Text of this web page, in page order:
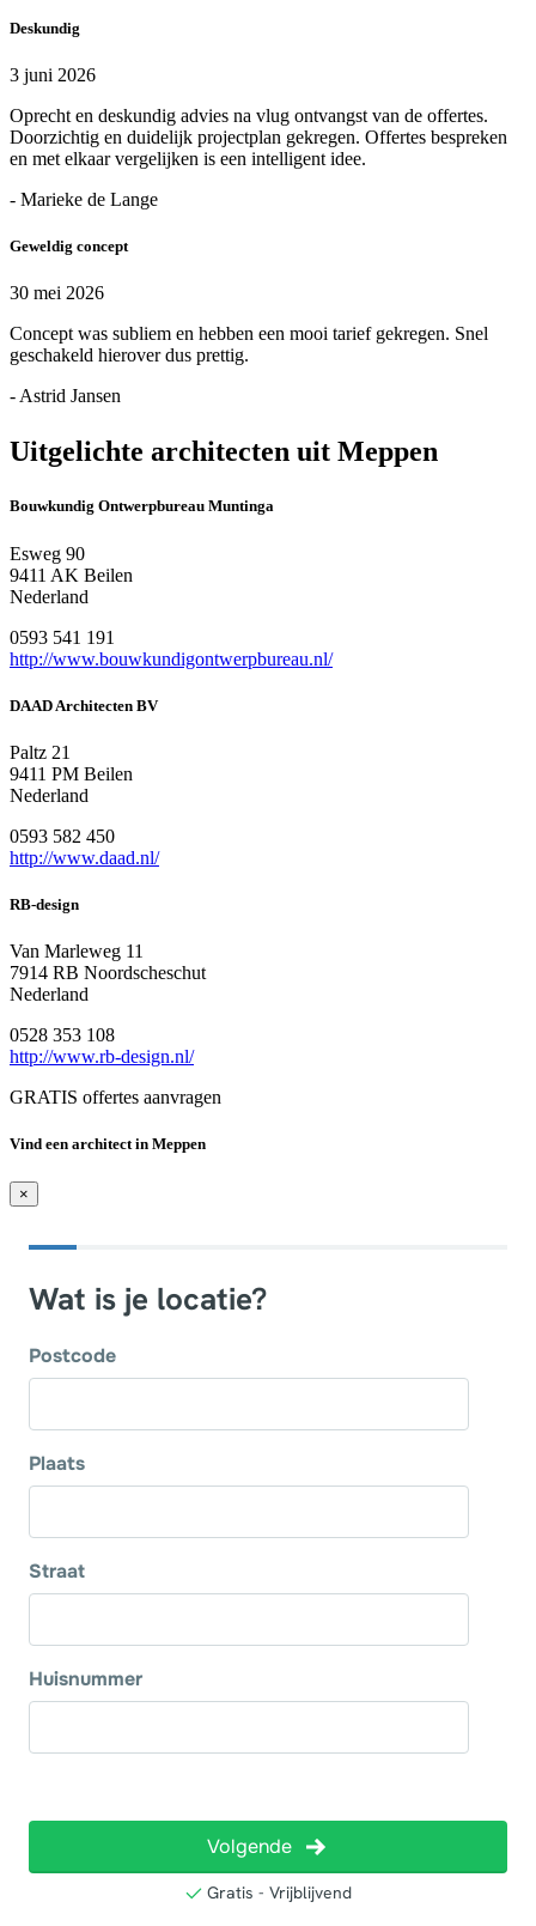
Deskundig
3 juni 2026
Oprecht en deskundig advies na vlug ontvangst van de offertes.
Doorzichtig en duidelijk projectplan gekregen. Offertes bespreken
en met elkaar vergelijken is een intelligent idee.
- Marieke de Lange
Geweldig concept
30 mei 2026
Concept was subliem en hebben een mooi tarief gekregen. Snel
geschakeld hierover dus prettig.
- Astrid Jansen
Uitgelichte architecten uit Meppen
Bouwkundig Ontwerpbureau Muntinga
Esweg 90
9411 AK Beilen
Nederland
0593 541 191
http://www.bouwkundigontwerpbureau.nl/
DAAD Architecten BV
Paltz 21
9411 PM Beilen
Nederland
0593 582 450
http://www.daad.nl/
RB-design
Van Marleweg 11
7914 RB Noordscheschut
Nederland
0528 353 108
http://www.rb-design.nl/
GRATIS offertes aanvragen
Vind een architect in Meppen
×